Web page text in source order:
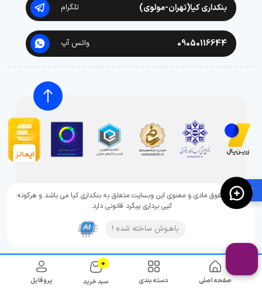
🛍️
صفحه اصلی دسته بندی
0
سبد خرید پروفایل
بنکداری کیا(تهران-مولوی) تلگرام
09050116644 واتس آپ
تمامی حقوق مادی و معنوی این وبسایت متعلق به بنکداری کیا می باشد و هرگونه
کپی برداری پیگرد قانونی دارد.
باهـوش ساخته شده !